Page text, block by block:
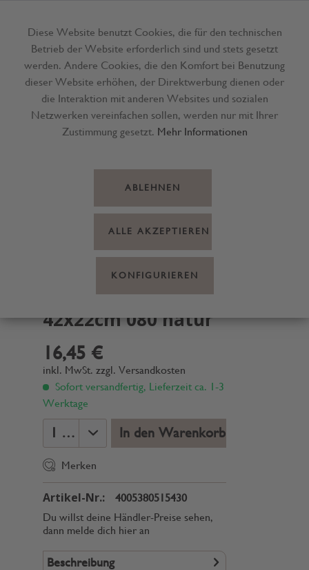
Menü
Leseknochen Inga
42x22cm 080 natur
16,45 €
inkl. MwSt. zzgl. Versandkosten
Sofort versandfertig, Lieferzeit ca. 1-3
Werktage
In den Warenkorb
Merken
Artikel-Nr.:
4005380515430
Du willst deine Händler-Preise sehen,
dann melde dich hier an
Beschreibung
Diese Website benutzt Cookies, die für den technischen
Betrieb der Website erforderlich sind und stets gesetzt
werden. Andere Cookies, die den Komfort bei Benutzung
dieser Website erhöhen, der Direktwerbung dienen oder
die Interaktion mit anderen Websites und sozialen
Netzwerken vereinfachen sollen, werden nur mit Ihrer
Zustimmung gesetzt. Mehr Informationen
ABLEHNEN
ALLE AKZEPTIEREN
KONFIGURIEREN